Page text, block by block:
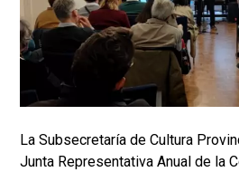
La Subsecretaría de Cultura
Junta Representativa Anual de la